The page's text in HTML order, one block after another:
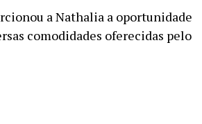
a Nathalia a oportunidade
comodidades oferecidas pelo